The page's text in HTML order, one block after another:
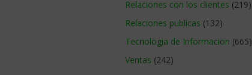
Relaciones con los clientes (219)
Relaciones publicas (132)
Tecnologia de Informacion (665)
Ventas (242)